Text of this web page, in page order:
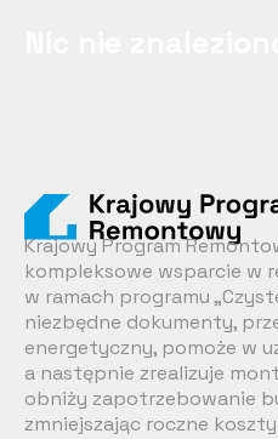
Krajowy Program
kompleksowe wsparcie w
w ramach programu
niezbędne dokumenty,
energetyczny, pomoże w
a następnie zrealizuje
obniży zapotrzebowanie
zmniejszając roczne